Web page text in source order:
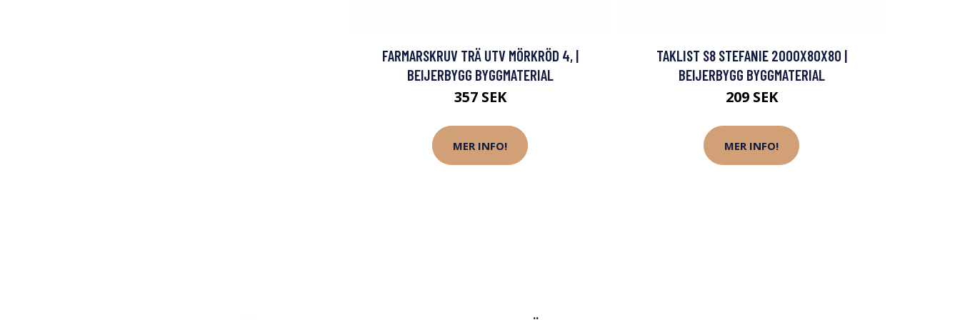
FARMARSKRUV TRÄ UTV MÖRKRÖD 4, |
BEIJERBYGG BYGGMATERIAL
357 SEK
MER INFO!
TAKLIST S8 STEFANIE 2000X80X80 |
BEIJERBYGG BYGGMATERIAL
209 SEK
MER INFO!